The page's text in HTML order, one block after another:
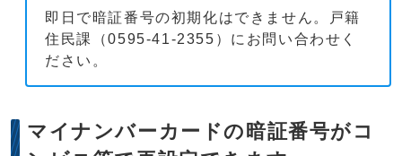
即日で暗証番号の初期化はできません。戸籍
住民課（0595-41-2355）にお問い合わせく
ださい。
マイナンバーカードの暗証番号がコ